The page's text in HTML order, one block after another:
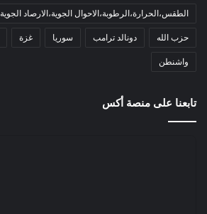
الطقس،الحرارة،الرطوبة،الاحوال الجوية،الارصاد الجوية
حزب الله دونالد ترامب سوريا غزة
واشنطن
تابعنا على منصة أكس